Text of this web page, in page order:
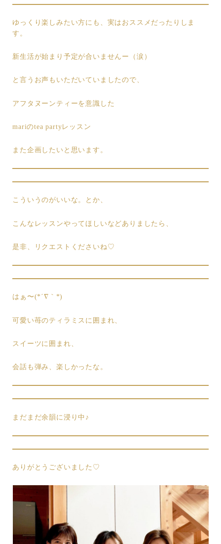
ゆっくり楽しみたい方にも、実はおススメだったりしま
す。
新生活が始まり予定が合いませんー（涙）
と言うお声もいただいていましたので、
アフタヌーンティーを意識した
mariのtea partyレッスン
また企画したいと思います。
こういうのがいいな。とか、
こんなレッスンやってほしいなどありましたら、
是非、リクエストくださいね♡
はぁ〜(*´∇｀*)
可愛い苺のティラミスに囲まれ、
スイーツに囲まれ、
会話も弾み、楽しかったな。
まだまだ余韻に浸り中♪
ありがとうございました♡